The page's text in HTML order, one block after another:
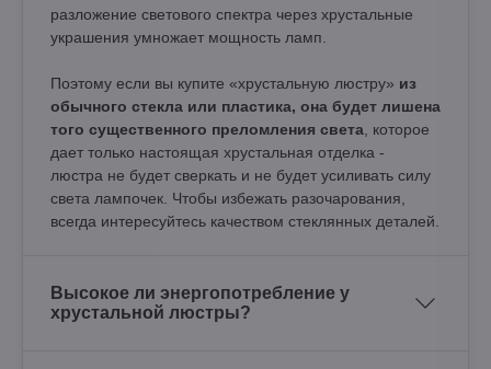
разложение светового спектра через хрустальные
украшения умножает мощность ламп.
Поэтому если вы купите «хрустальную люстру» из
обычного стекла или пластика, она будет лишена
того существенного преломления света , которое
дает только настоящая хрустальная отделка -
люстра не будет сверкать и не будет усиливать силу
света лампочек. Чтобы избежать разочарования,
всегда интересуйтесь качеством стеклянных деталей.
Высокое ли энергопотребление у
хрустальной люстры?